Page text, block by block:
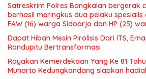
Satreskrim Polres Bangkalan bergerak
berhasil meringkus dua pelaku
FAW (16) warga Sidoarjo dan HP (25)
Dapat Hibah Mesin Pirolisis Dari ITS,
Randupitu Bertransformasi
Rayakan Kemerdekaan Yang Ke 81
Muharto Kedungkandang siapkan